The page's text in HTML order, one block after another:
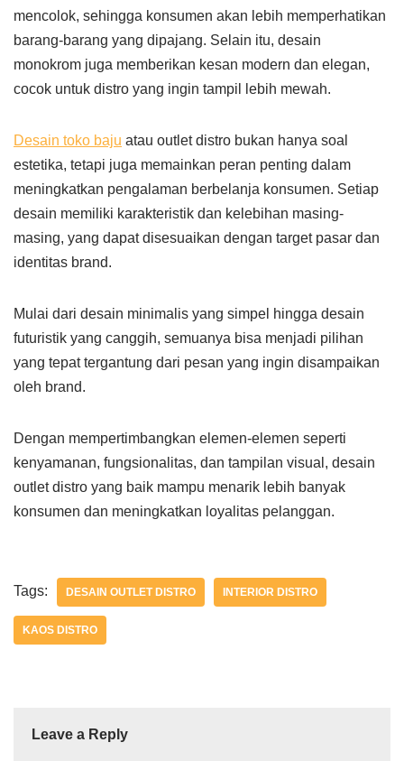
mencolok, sehingga konsumen akan lebih memperhatikan
barang-barang yang dipajang. Selain itu, desain
monokrom juga memberikan kesan modern dan elegan,
cocok untuk distro yang ingin tampil lebih mewah.
Desain toko baju atau outlet distro bukan hanya soal
estetika, tetapi juga memainkan peran penting dalam
meningkatkan pengalaman berbelanja konsumen. Setiap
desain memiliki karakteristik dan kelebihan masing-
masing, yang dapat disesuaikan dengan target pasar dan
identitas brand.
Mulai dari desain minimalis yang simpel hingga desain
futuristik yang canggih, semuanya bisa menjadi pilihan
yang tepat tergantung dari pesan yang ingin disampaikan
oleh brand.
Dengan mempertimbangkan elemen-elemen seperti
kenyamanan, fungsionalitas, dan tampilan visual, desain
outlet distro yang baik mampu menarik lebih banyak
konsumen dan meningkatkan loyalitas pelanggan.
Tags: DESAIN OUTLET DISTRO INTERIOR DISTRO
KAOS DISTRO
Leave a Reply